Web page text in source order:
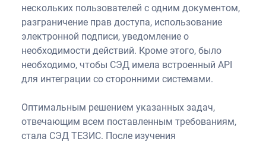
нескольких пользователей с одним документом,
разграничение прав доступа, использование
электронной подписи, уведомление о
необходимости действий. Кроме этого, было
необходимо, чтобы СЭД имела встроенный API
для интеграции со сторонними системами.
Оптимальным решением указанных задач,
отвечающим всем поставленным требованиям,
стала СЭД ТЕЗИС. После изучения